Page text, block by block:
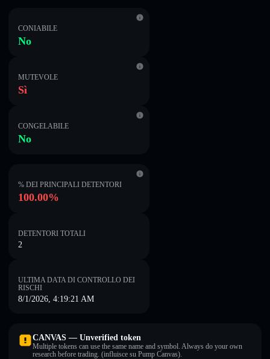
CONIABILE
No
MUTEVOLE
Sì
CONGELABILE
No
% DEI PRINCIPALI DETENTORI
100.00%
DETENTORI TOTALI
2
ULTIMA DATA DI CONTROLLO DEI
RISCHI
8/1/2026, 4:19:21 AM
CANVAS — Unverified token
Multiple tokens can use the same name and symbol. Always do your own
research before trading. (influisce su Pump Canvas).